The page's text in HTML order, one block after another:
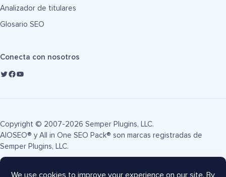
Analizador de titulares
Glosario SEO
Conecta con nosotros
Copyright © 2007-2026 Semper Plugins, LLC.
AIOSEO® y All in One SEO Pack® son marcas registradas de
Semper Plugins, LLC.
Términos de servicio Política de privacidad